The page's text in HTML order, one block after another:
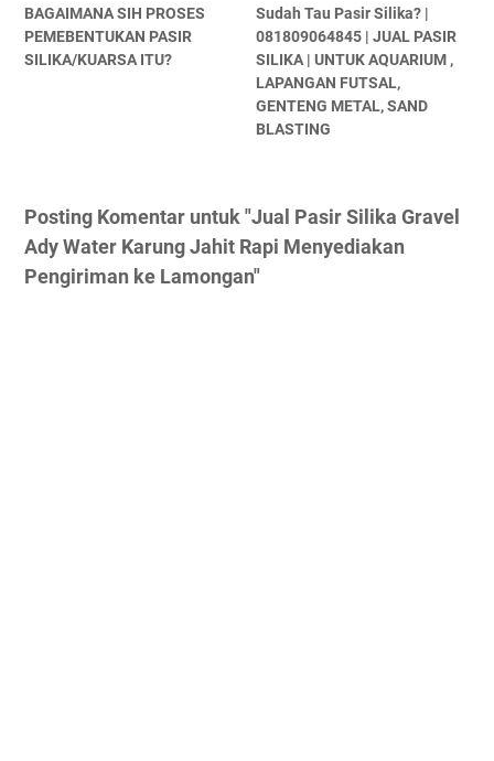
BAGAIMANA SIH PROSES
PEMEBENTUKAN PASIR
SILIKA/KUARSA ITU?
Sudah Tau Pasir Silika? |
081809064845 | JUAL PASIR
SILIKA | UNTUK AQUARIUM ,
LAPANGAN FUTSAL,
GENTENG METAL, SAND
BLASTING
Posting Komentar untuk "Jual Pasir Silika Gravel
Ady Water Karung Jahit Rapi Menyediakan
Pengiriman ke Lamongan"